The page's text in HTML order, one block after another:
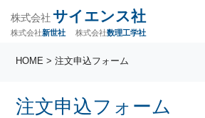
株式会社 サイエンス社
株式会社新世社 株式会社数理工学社
注文申込フォーム
HOME > 注文申込フォーム